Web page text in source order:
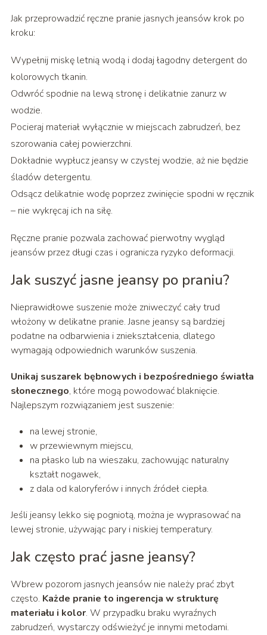
Jak przeprowadzić ręczne pranie jasnych jeansów krok po
kroku:
Wypełnij miskę letnią wodą i dodaj łagodny detergent do
kolorowych tkanin.
Odwróć spodnie na lewą stronę i delikatnie zanurz w
wodzie.
Pocieraj materiał wyłącznie w miejscach zabrudzeń, bez
szorowania całej powierzchni.
Dokładnie wypłucz jeansy w czystej wodzie, aż nie będzie
śladów detergentu.
Odsącz delikatnie wodę poprzez zwinięcie spodni w ręcznik
– nie wykręcaj ich na siłę.
Ręczne pranie pozwala zachować pierwotny wygląd
jeansów przez długi czas i ogranicza ryzyko deformacji.
Jak suszyć jasne jeansy po praniu?
Nieprawidłowe suszenie może zniweczyć cały trud
włożony w delikatne pranie. Jasne jeansy są bardziej
podatne na odbarwienia i zniekształcenia, dlatego
wymagają odpowiednich warunków suszenia.
Unikaj suszarek bębnowych i bezpośredniego światła
słonecznego, które mogą powodować blaknięcie.
Najlepszym rozwiązaniem jest suszenie:
na lewej stronie,
w przewiewnym miejscu,
na płasko lub na wieszaku, zachowując naturalny
kształt nogawek,
z dala od kaloryferów i innych źródeł ciepła.
Jeśli jeansy lekko się pogniotą, można je wyprasować na
lewej stronie, używając pary i niskiej temperatury.
Jak często prać jasne jeansy?
Wbrew pozorom jasnych jeansów nie należy prać zbyt
często. Każde pranie to ingerencja w strukturę
materiału i kolor. W przypadku braku wyraźnych
zabrudzeń, wystarczy odświeżyć je innymi metodami.